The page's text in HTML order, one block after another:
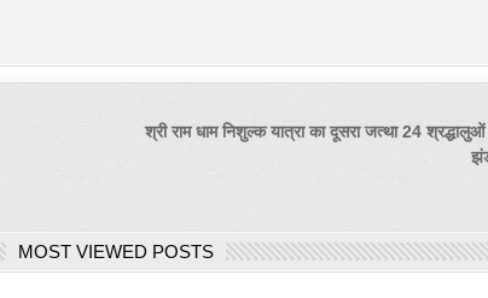
श्री राम धाम निशुल्क यात्रा का दूसरा जत्था 24
MOST VIEWED POSTS